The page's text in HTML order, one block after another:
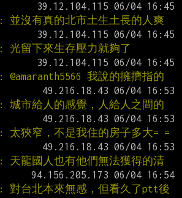
: 並沒有真的北市土生土長的人爽
: 光留下來生存壓力就夠了
: @amaranth5566 我說的擁擠指的
: 城市給人的感覺，人給人之間的
: 太狹窄，不是我住的房子多大= =
: 天龍國人也有他們無法獲得的清
: 對台北本來無感，但看久了ptt後